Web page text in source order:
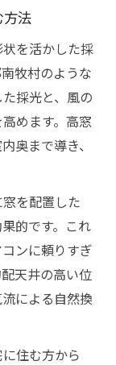
方法
を活かした採
牧村のような
採光と、風の
めます。高窓
奥まで導き、
を配置した
的です。これ
ンに頼りすぎ
天井の高い位
による自然換
住む方から